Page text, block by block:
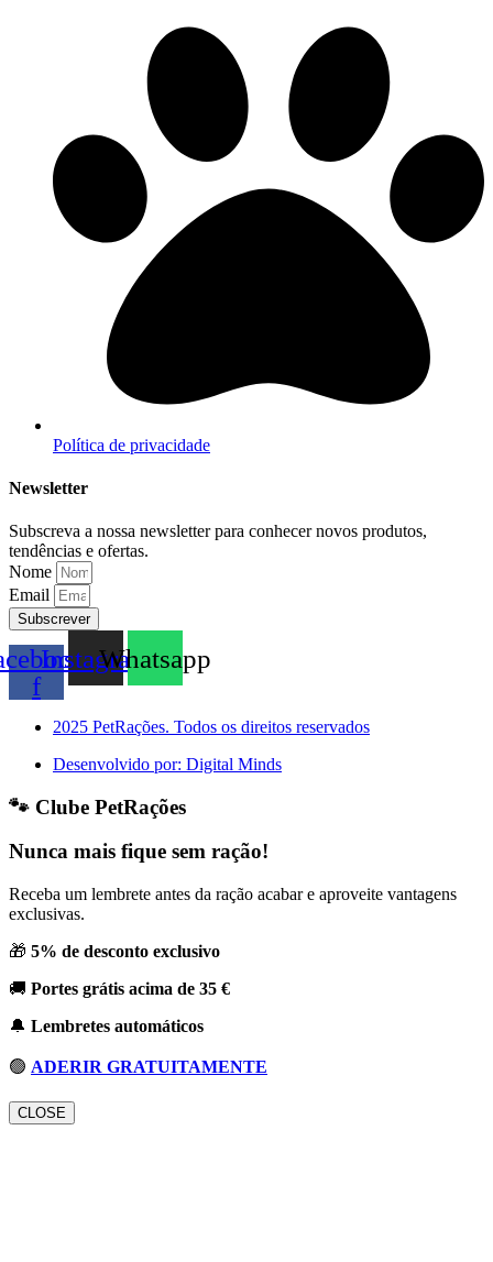
Política de privacidade
Newsletter
Subscreva a nossa newsletter para conhecer novos produtos,
tendências e ofertas.
Nome
Email
Subscrever
f
InstagramWhatsapp
2025 PetRações. Todos os direitos reservados
Desenvolvido por: Digital Minds
🐾 Clube PetRações
Nunca mais fique sem ração!
Receba um lembrete antes da ração acabar e aproveite vantagens
exclusivas.
🎁 5% de desconto exclusivo
🚚 Portes grátis acima de 35 €
🔔 Lembretes automáticos
🟢 ADERIR GRATUITAMENTE
CLOSE